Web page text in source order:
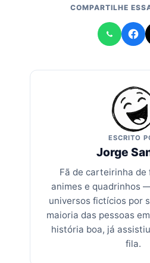
COMPARTILHE
ESCRITO
Jorge
Fã de carteirinha de
animes e quadrinhos
universos fictícios por
maioria das pessoas
história boa, já
fila.